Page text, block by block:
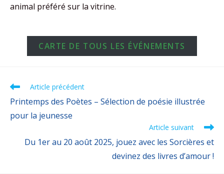
animal préféré sur la vitrine.
CARTE DE TOUS LES ÉVÉNEMENTS
Article précédent
Printemps des Poètes – Sélection de poésie illustrée
pour la jeunesse
Article suivant
Du 1er au 20 août 2025, jouez avec les Sorcières et
devinez des livres d’amour !